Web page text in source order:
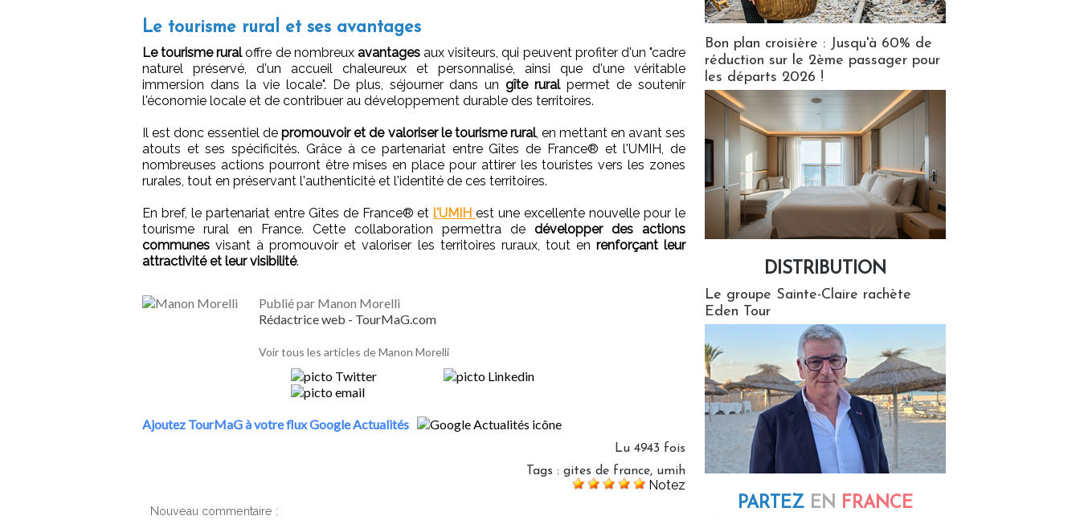
Le tourisme rural et ses avantages
Le tourisme ruraloffre de nombreux avantagesaux visiteurs, qui peuvent profiter d'un "cadre
naturel préservé, d'un accueil chaleureux et personnalisé, ainsi que d'une véritable
immersion dans la vie locale". De plus, séjourner dans ungîte ruralpermet de soutenir
l'économie locale et de contribuer au développement durable des territoires.
Il est donc essentiel depromouvoir et de valoriser le tourisme rural, en mettant en avant ses
atouts et ses spécificités. Grâce à ce partenariat entre Gîtes de France® et l'UMIH, de
nombreuses actions pourront être mises en place pour attirer les touristes vers les zones
rurales, tout en préservant l'authenticité et l'identité de ces territoires.
En bref, le partenariat entre Gîtes de France® et l'UMIHest une excellente nouvelle pour le
tourisme rural en France. Cette collaboration permettra de développer des actions
communes visant à promouvoir et valoriser les territoires ruraux, tout en renforçant leur
attractivité et leur visibilité.
Publié par Manon Morelli
Rédactrice web - TourMaG.com
Voir tous les articles de Manon Morelli
Ajoutez TourMaG à votre flux Google Actualités
Lu 4943 fois
Tags : gites de france, umih
Notez
Nouveau commentaire :
Bon plan croisière : Jusqu'à 60% de
réduction sur le 2ème passager pour
les départs 2026 !
DISTRIBUTION
Le groupe Sainte-Claire rachète
Eden Tour
PARTEZ EN FRANCE